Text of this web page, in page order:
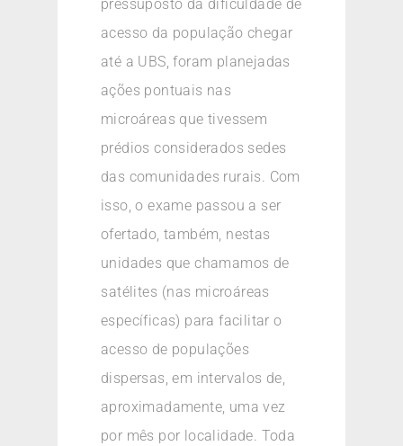
pressuposto da dificuldade de
acesso da população chegar
até a UBS, foram planejadas
ações pontuais nas
microáreas que tivessem
prédios considerados sedes
das comunidades rurais. Com
isso, o exame passou a ser
ofertado, também, nestas
unidades que chamamos de
satélites (nas microáreas
específicas) para facilitar o
acesso de populações
dispersas, em intervalos de,
aproximadamente, uma vez
por mês por localidade. Toda